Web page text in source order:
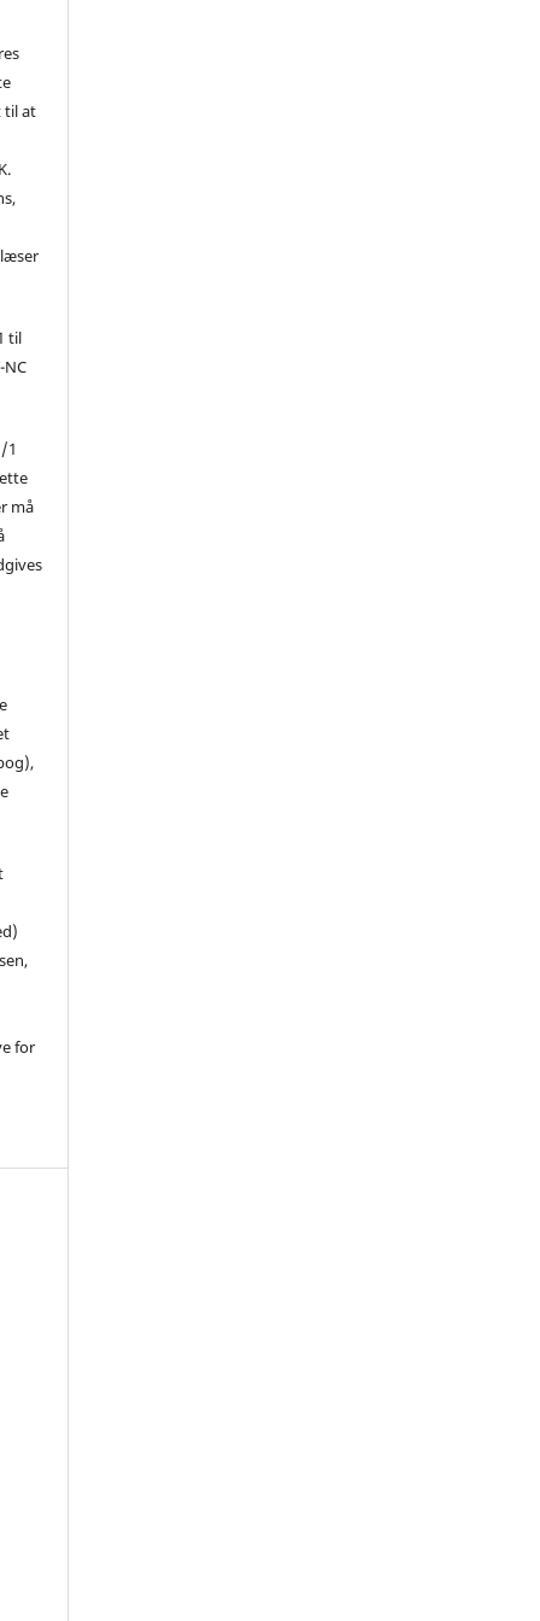
til at
til
NC
1
må
for